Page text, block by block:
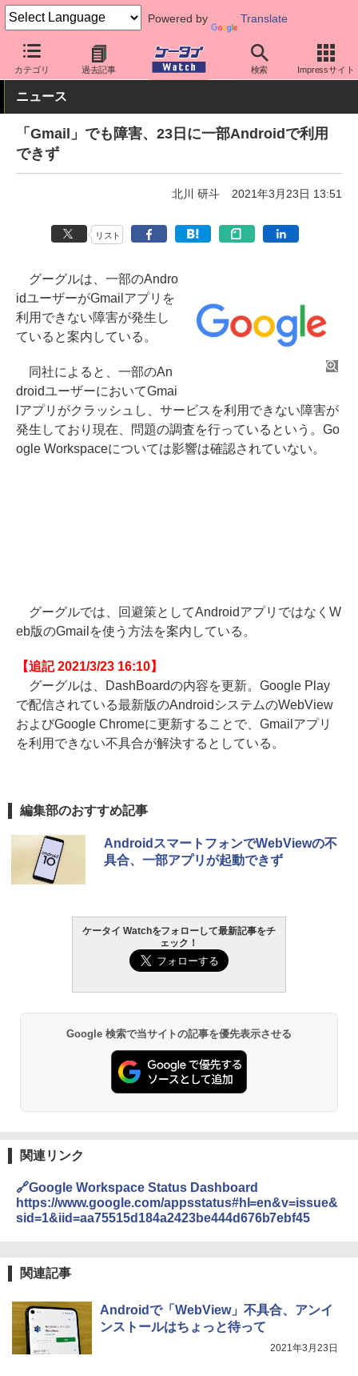
Powered by Translate
カテゴリ 過去記事 検索 Impressサイト
ケータイ Watch OS Android 不具合
ニュース
「Gmail」でも障害、23日に一部Androidで利用
できず
北川 研斗 2021年3月23日 13:51
リスト
グーグルは、一部のAndro
idユーザーがGmailアプリを
利用できない障害が発生し
ていると案内している。
同社によると、一部のAn
droidユーザーにおいてGmai
lアプリがクラッシュし、サービスを利用できない障害が
発生しており現在、問題の調査を行っているという。Go
ogle Workspaceについては影響は確認されていない。
グーグルでは、回避策としてAndroidアプリではなくW
eb版のGmailを使う方法を案内している。
【追記 2021/3/23 16:10】
グーグルは、DashBoardの内容を更新。Google Play
で配信されている最新版のAndroidシステムのWebView
およびGoogle Chromeに更新することで、Gmailアプリ
を利用できない不具合が解決するとしている。
編集部のおすすめ記事
AndroidスマートフォンでWebViewの不
具合、一部アプリが起動できず
ケータイ Watchをフォローして最新記事をチ
ェック！
Google 検索で当サイトの記事を優先表示させる
関連リンク
🔗Google Workspace Status Dashboard
https://www.google.com/appsstatus#hl=en&v=issue&
sid=1&iid=aa75515d184a2423be444d676b7ebf45
関連記事
Androidで「WebView」不具合、アンイ
ンストールはちょっと待って
2021年3月23日